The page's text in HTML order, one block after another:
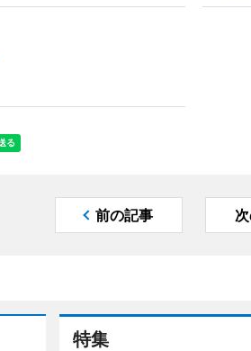
前の記事
特集